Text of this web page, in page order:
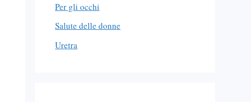
Per gli occhi
Salute delle donne
Uretra